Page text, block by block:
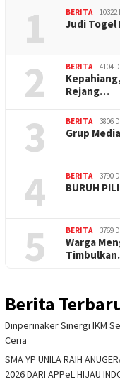
1 BERITA
Judi Togel
2 BERITA 4104
Rejang…
3 BERITA 3806
Grup
4 BERITA 3790
BURUH
5 BERITA 3769
Warga
Berita
Dinperinaker Sinergi IKM
Ceria
SMA YP UNILA RAIH
2026 DARI APPeL HIJAU